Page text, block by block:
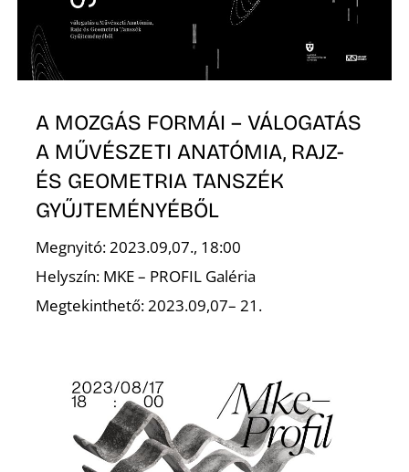
A MOZGÁS FORMÁI – VÁLOGATÁS
A MŰVÉSZETI ANATÓMIA, RAJZ-
ÉS GEOMETRIA TANSZÉK
GYŰJTEMÉNYÉBŐL
Megnyitó: 2023.09,07., 18:00
Helyszín: MKE – PROFIL Galéria
Megtekinthető: 2023.09,07– 21.